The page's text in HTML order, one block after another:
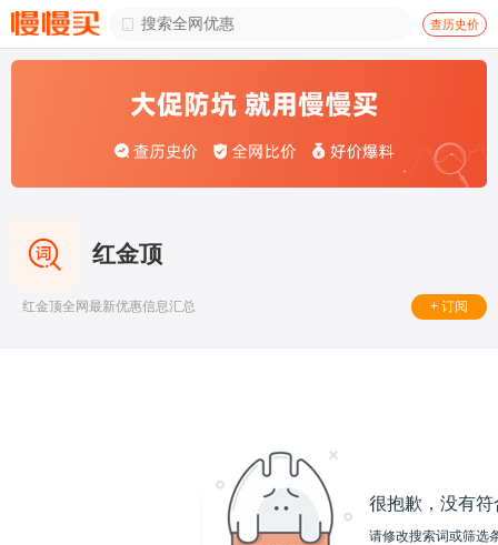
 查历史价
红金顶
红金顶全网最新优惠信息汇总 + 订阅
很抱歉，没有
请修改搜索词或筛选